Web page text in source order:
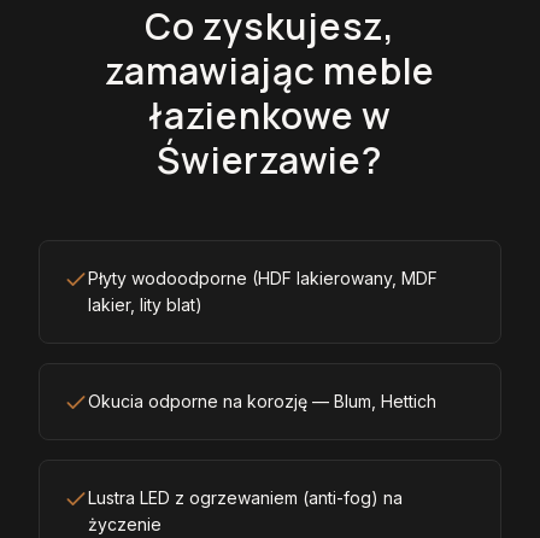
Co zyskujesz,
zamawiając meble
łazienkowe w
Świerzawie?
Płyty wodoodporne (HDF lakierowany, MDF
lakier, lity blat)
Okucia odporne na korozję — Blum, Hettich
Lustra LED z ogrzewaniem (anti-fog) na
życzenie